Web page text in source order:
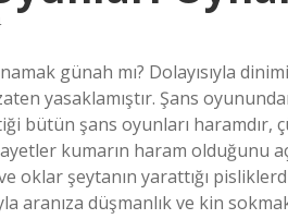
günah mı? Dolayısıyla
yasaklamıştır. Şans
bütün şans oyunları haramdır,
ayetler kumarın haram olduğunu
oklar şeytanın yarattığı
aranıza düşmanlık ve kin